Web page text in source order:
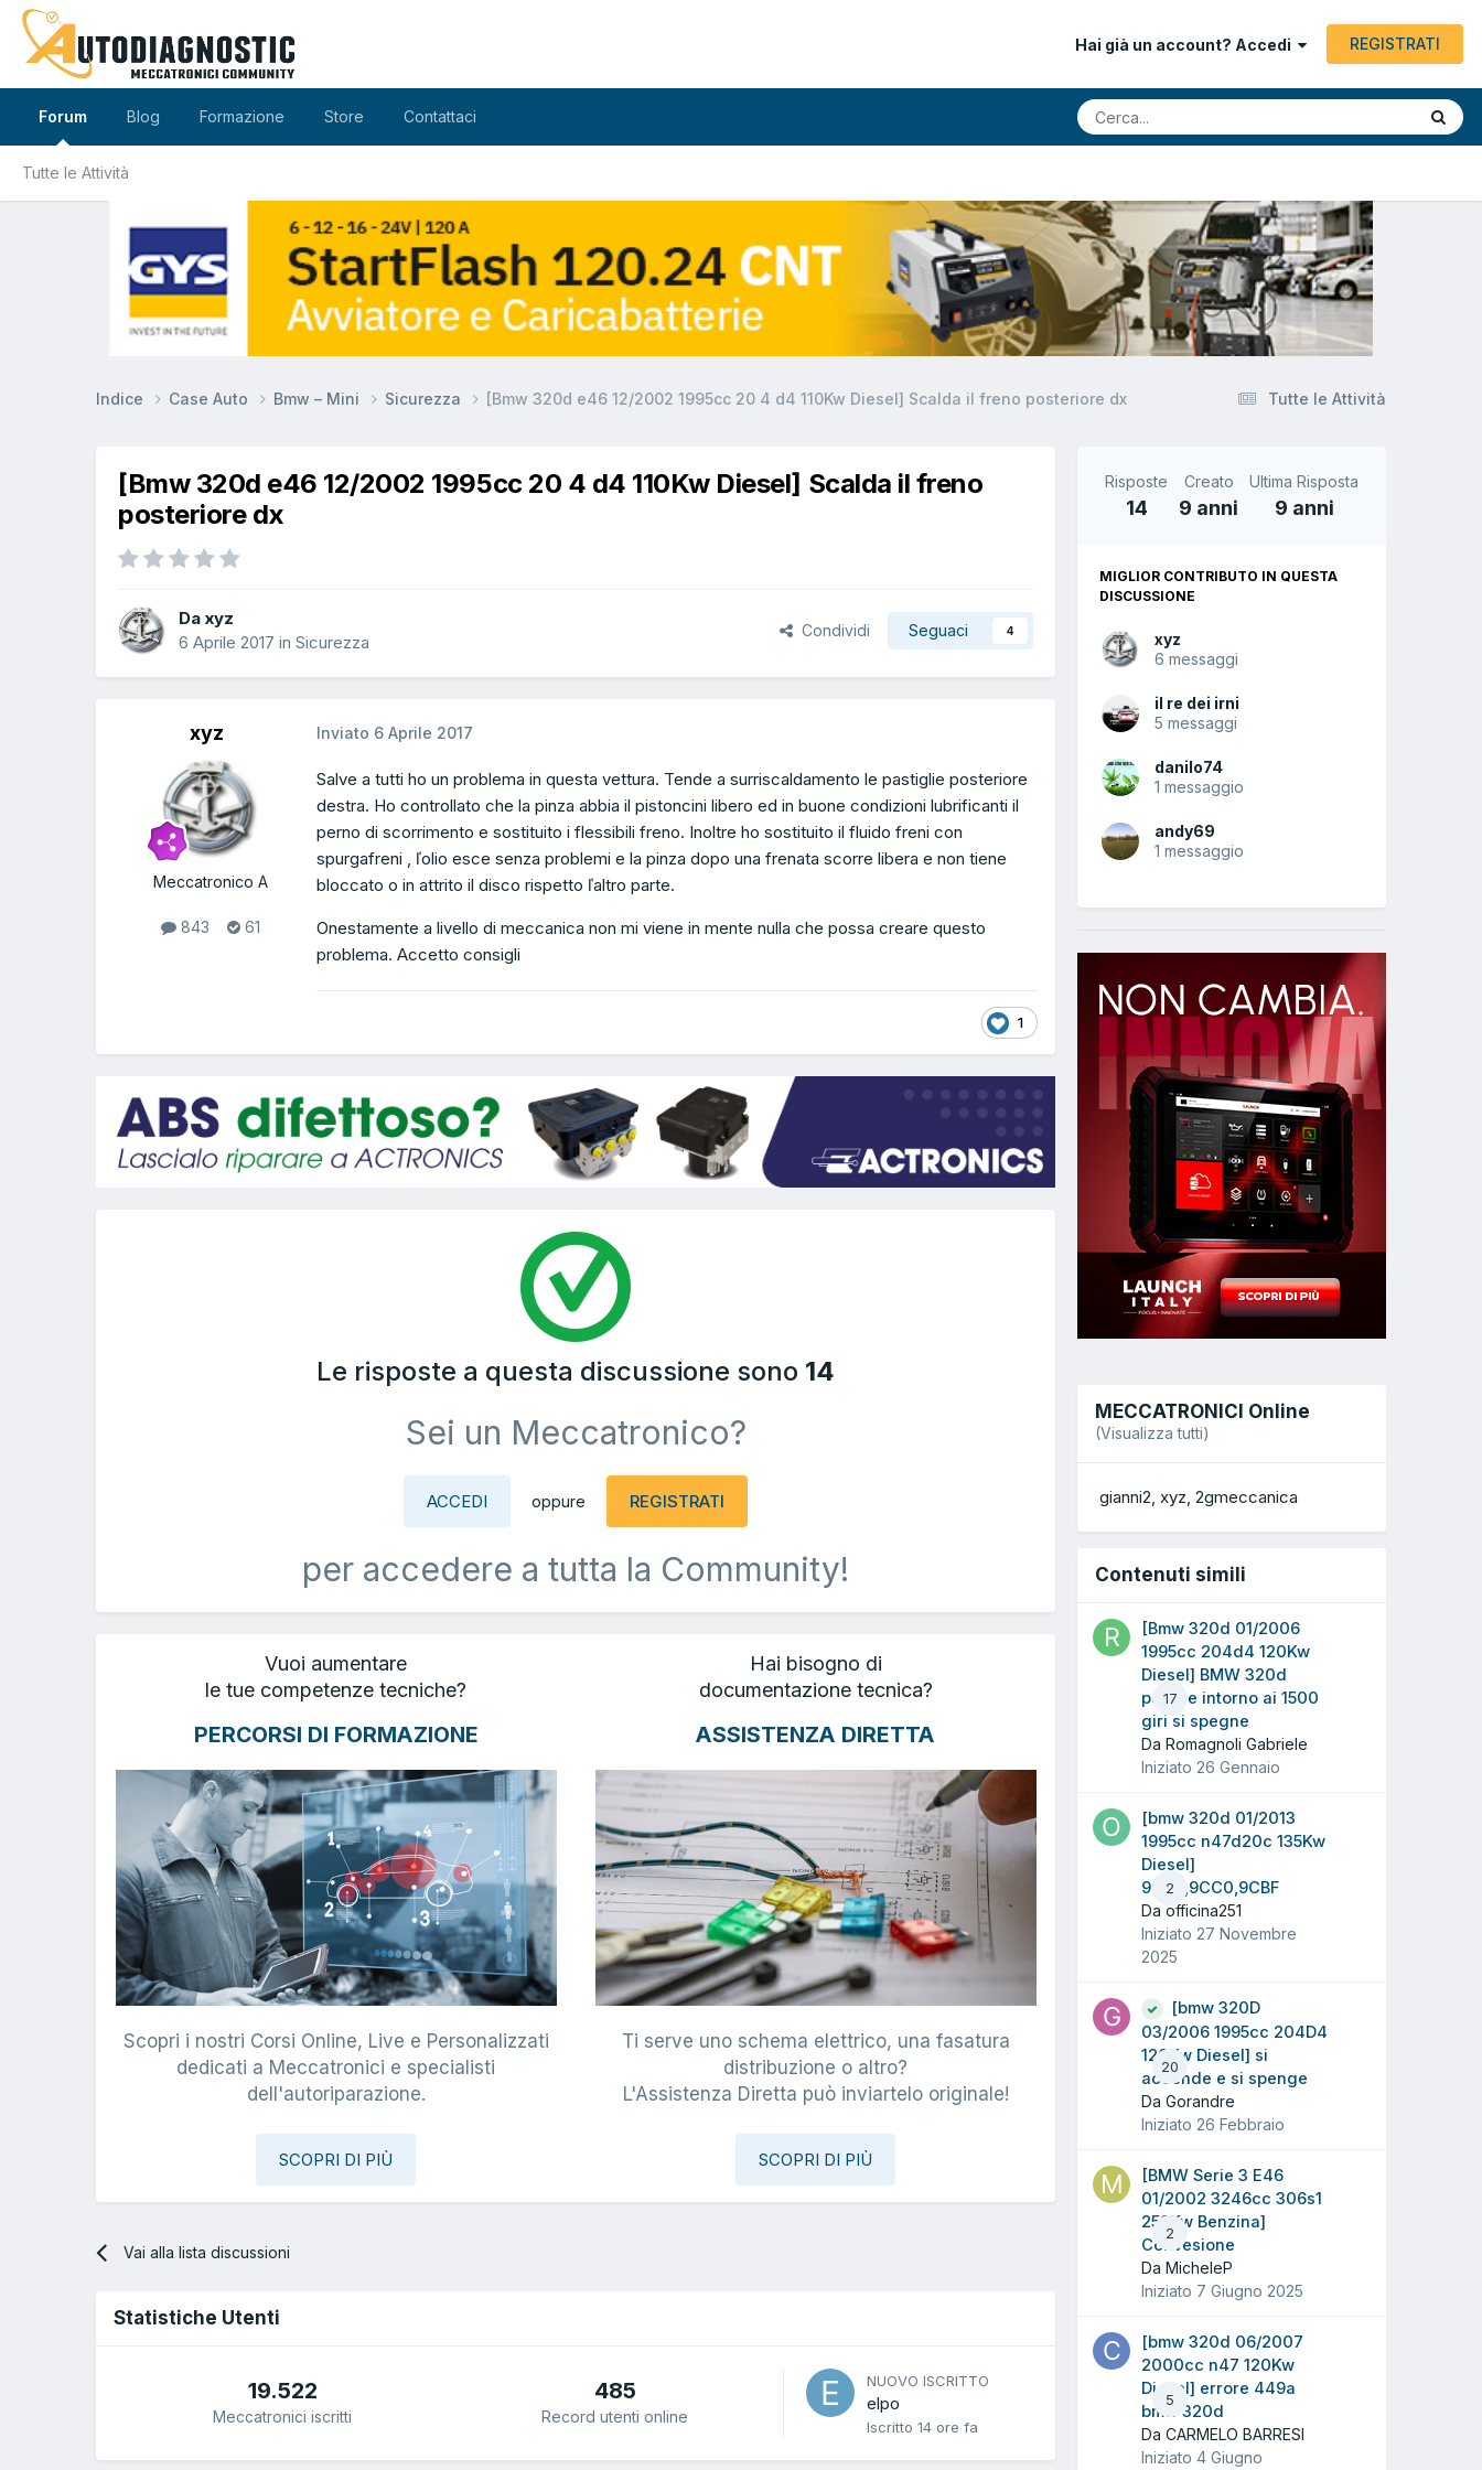
Hai già un account? Accedi REGISTRATI
Forum
Tutte le Attività
Blog Formazione Store Contattaci
Tutte le Attività
Indice Case Auto Bmw – Mini Sicurezza [Bmw 320d e46 12/2002 1995cc 20 4 d4 110Kw Diesel] Scalda il freno posteriore dx
[Bmw 320d e46 12/2002 1995cc 20 4 d4 110Kw Diesel] Scalda il freno
posteriore dx
Da xyz
6 Aprile 2017 in Sicurezza
Condividi Seguaci 4
xyz
Meccatronico A
843 61
Inviato 6 Aprile 2017
Salve a tutti ho un problema in questa vettura. Tende a surriscaldamento le pastiglie posteriore
destra. Ho controllato che la pinza abbia il pistoncini libero ed in buone condizioni lubrificanti il
perno di scorrimento e sostituito i flessibili freno. Inoltre ho sostituito il fluido freni con
spurgafreni , ľolio esce senza problemi e la pinza dopo una frenata scorre libera e non tiene
bloccato o in attrito il disco rispetto ľaltro parte.
Onestamente a livello di meccanica non mi viene in mente nulla che possa creare questo
problema. Accetto consigli
1
Le risposte a questa discussione sono 14
Sei un Meccatronico?
ACCEDI oppure REGISTRATI
per accedere a tutta la Community!
Vuoi aumentare
le tue competenze tecniche?
PERCORSI DI FORMAZIONE
Scopri i nostri Corsi Online, Live e Personalizzati
dedicati a Meccatronici e specialisti
dell'autoriparazione.
SCOPRI DI PIÙ
Hai bisogno di
documentazione tecnica?
ASSISTENZA DIRETTA
Ti serve uno schema elettrico, una fasatura
distribuzione o altro?
L'Assistenza Diretta può inviartelo originale!
SCOPRI DI PIÙ
Vai alla lista discussioni
Statistiche Utenti
19.522
Meccatronici iscritti
485
Record utenti online
NUOVO ISCRITTO
elpo
Iscritto 14 ore fa
Risposte
14
Creato
9 anni
Ultima Risposta
9 anni
MIGLIOR CONTRIBUTO IN QUESTA
DISCUSSIONE
xyz
6 messaggi
il re dei irni
5 messaggi
danilo74
1 messaggio
andy69
1 messaggio
MECCATRONICI Online
(Visualizza tutti)
gianni2 xyz 2gmeccanica
Contenuti simili
17
[Bmw 320d 01/2006
1995cc 204d4 120Kw
Diesel] BMW 320d
parte e intorno ai 1500
giri si spegne
Da Romagnoli Gabriele
Iniziato 26 Gennaio
2
[bmw 320d 01/2013
1995cc n47d20c 135Kw
Diesel]
9CD3,9CC0,9CBF
Da officina251
Iniziato 27 Novembre
2025
20
[bmw 320D
03/2006 1995cc 204D4
120Kw Diesel] si
accende e si spenge
Da Gorandre
Iniziato 26 Febbraio
2
[BMW Serie 3 E46
01/2002 3246cc 306s1
252Kw Benzina]
Convesione
Da MicheleP
Iniziato 7 Giugno 2025
5
[bmw 320d 06/2007
2000cc n47 120Kw
Diesel] errore 449a
bmw 320d
Da CARMELO BARRESI
Iniziato 4 Giugno